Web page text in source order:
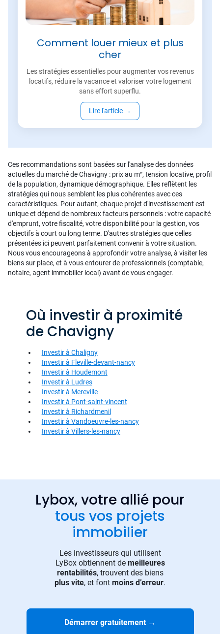
Comment louer mieux et plus
cher
Les stratégies essentielles pour augmenter vos revenus
locatifs, réduire la vacance et valoriser votre logement
sans effort superflu.
Lire l'article →
Ces recommandations sont basées sur l'analyse des données
actuelles du marché de Chavigny : prix au m², tension locative, profil
de la population, dynamique démographique. Elles reflètent les
stratégies qui nous semblent les plus cohérentes avec ces
caractéristiques. Pour autant, chaque projet d'investissement est
unique et dépend de nombreux facteurs personnels : votre capacité
d'emprunt, votre fiscalité, votre disponibilité pour la gestion, vos
objectifs à court ou long terme. D'autres stratégies que celles
présentées ici peuvent parfaitement convenir à votre situation.
Nous vous encourageons à approfondir votre analyse, à visiter les
biens sur place, et à vous entourer de professionnels (comptable,
notaire, agent immobilier local) avant de vous engager.
Où investir à proximité
de Chavigny
Investir à Chaligny
Investir à Fleville-devant-nancy
Investir à Houdemont
Investir à Ludres
Investir à Mereville
Investir à Pont-saint-vincent
Investir à Richardmenil
Investir à Vandoeuvre-les-nancy
Investir à Villers-les-nancy
Lybox, votre allié pour
tous vos projets
immobilier
Les investisseurs qui utilisent
LyBox obtiennent de meilleures
rentabilités, trouvent des biens
plus vite, et font moins d’erreur.
Démarrer gratuitement →